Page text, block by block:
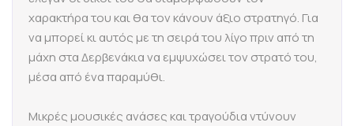
χαρακτήρα του και θα τον κάνουν άξιο στρατηγό. Για
να μπορεί κι αυτός με τη σειρά του λίγο πριν από τη
μάχη στα Δερβενάκια να εμψυχώσει τον στρατό του,
μέσα από ένα παραμύθι.
Μικρές μουσικές ανάσες και τραγούδια ντύνουν